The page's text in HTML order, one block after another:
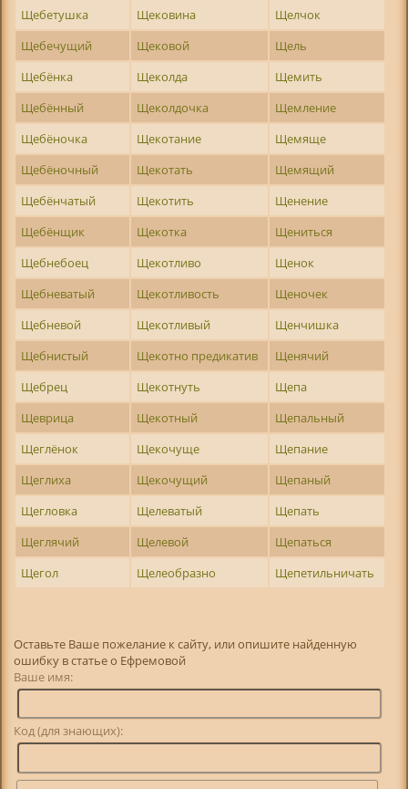
Щебетушка
Щековина
Щелчок
Щебечущий
Щековой
Щель
Щебёнка
Щеколда
Щемить
Щебённый
Щеколдочка
Щемление
Щебёночка
Щекотание
Щемяще
Щебёночный
Щекотать
Щемящий
Щебёнчатый
Щекотить
Щенение
Щебёнщик
Щекотка
Щениться
Щебнебоец
Щекотливо
Щенок
Щебневатый
Щекотливость
Щеночек
Щебневой
Щекотливый
Щенчишка
Щебнистый
Щекотно предикатив
Щенячий
Щебрец
Щекотнуть
Щепа
Щеврица
Щекотный
Щепальный
Щеглёнок
Щекочуще
Щепание
Щеглиха
Щекочущий
Щепаный
Щегловка
Щелеватый
Щепать
Щеглячий
Щелевой
Щепаться
Щегол
Щелеобразно Щепетильничать
Оставьте Ваше пожелание к сайту, или опишите найденную
ошибку в статье о Ефремовой
Ваше имя:
Код (для знающих):